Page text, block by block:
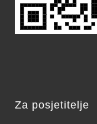
Za posjetitelje